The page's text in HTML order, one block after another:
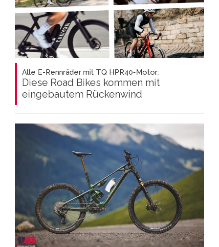
Alle E-Rennräder mit TQ HPR40-Motor:
Diese Road Bikes kommen mit
eingebautem Rückenwind